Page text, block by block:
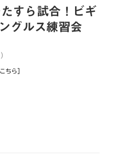
すら試合！ビギ
グルス練習会
ちら］